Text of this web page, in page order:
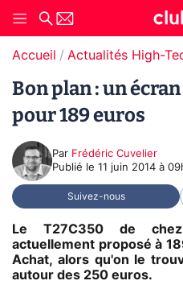
Accueil Actualités High-
Bon plan : un
pour 189 euros
Par Frédéric Cuvelier
Publié le 11 juin 2014 à
Suivez-nous
Le T27C350 de
actuellement proposé à
Achat, alors qu'on le
autour des 250 euros.